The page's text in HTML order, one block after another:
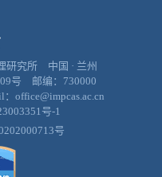
研究所 中国 · 兰州
号 邮编：730000
office@impcas.ac.cn
号-1
号